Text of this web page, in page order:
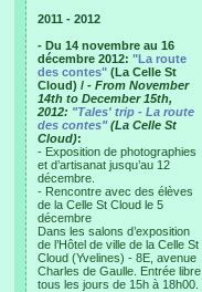
2011 - 2012
- Du 14 novembre au 16
décembre 2012: "La route
des contes" (La Celle St
Cloud) / - From November
14th to December 15th,
2012: "Tales' trip - La route
des contes"(La Celle St
Cloud):
- Exposition de photographies
et d’artisanat jusqu’au 12
décembre.
- Rencontre avec des élèves
de la Celle St Cloud le 5
décembre
Dans les salons d’exposition
de l’Hôtel de ville de la Celle St
Cloud (Yvelines) - 8E, avenue
Charles de Gaulle. Entrée libre
tous les jours de 15h à 18h00.